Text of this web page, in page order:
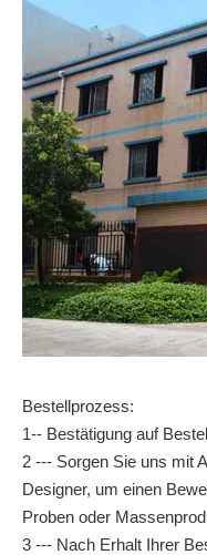
Bestellprozess:
1-- Bestätigung auf
2 --- Sorgen Sie uns mit
Designer, um einen
Proben oder
3 --- Nach Erhalt Ihrer